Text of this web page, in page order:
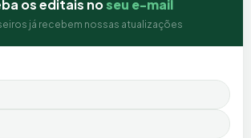
os editais noseu e-mail
já recebem nossas atualizações